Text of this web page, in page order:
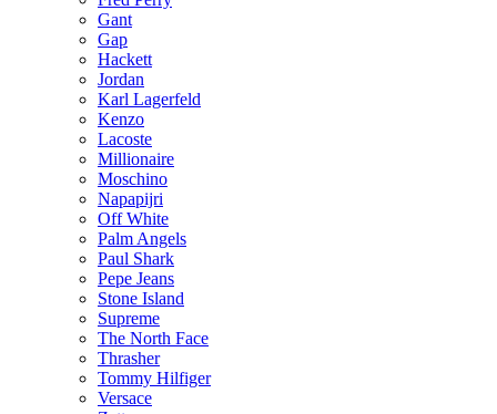
Gant
Gap
Hackett
Jordan
Karl Lagerfeld
Kenzo
Lacoste
Millionaire
Moschino
Napapijri
Off White
Palm Angels
Paul Shark
Pepe Jeans
Stone Island
Supreme
The North Face
Thrasher
Tommy Hilfiger
Versace